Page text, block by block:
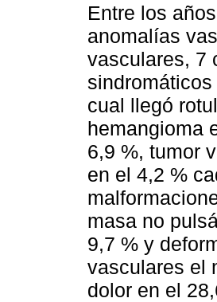
Entre los
anomalías
vasculares, 7
sindromáticos
cual llegó
hemangioma
6,9 %, tumor
en el 4,2 %
masa no
9,7 % y
vasculares el
dolor en el